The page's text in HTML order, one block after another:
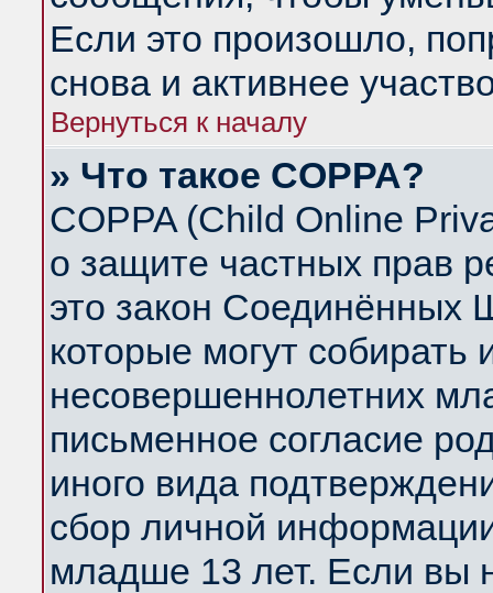
Если это произошло,
снова и активнее
Вернуться к началу
» Что такое COPPA?
COPPA (Child Online
о защите частных прав
это закон Соединённых
которые могут
несовершеннолетних
письменное согласие
иного вида
сбор личной
младше 13 лет. Если вы